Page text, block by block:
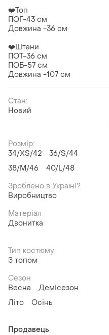
❤️Топ
ПОГ-43 см
Довжина -36 см
❤️Штани
ПОТ-36 см
ПОБ-57 см
Довжина -107 см
Стан:
Новий
Розмір:
34/XS/42
36/S/44
38/M/46
40/L/48
Зроблено в Україні?
Виробництво
Матеріал
Двонитка
Тип костюму
З топом
Сезон
Весна
Демісезон
Літо
Осінь
Продавець